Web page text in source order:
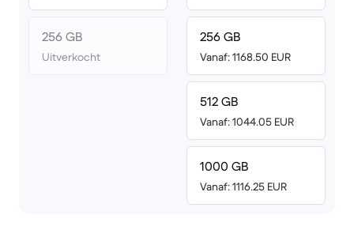
256 GB
Uitverkocht
256 GB
Vanaf: 1168.50 EUR
512 GB
Vanaf: 1044.05 EUR
1000 GB
Vanaf: 1116.25 EUR